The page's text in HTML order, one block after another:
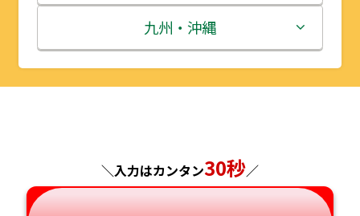
秋田県
山形県
埼玉県
千葉県
神奈川県
石川県
福井県
岐阜県
滋賀県
京都府
奈良県
鳥取県
島根県
山口県
九州・沖縄
福岡県
長崎県
熊本県
＼入力はカンタン30秒／